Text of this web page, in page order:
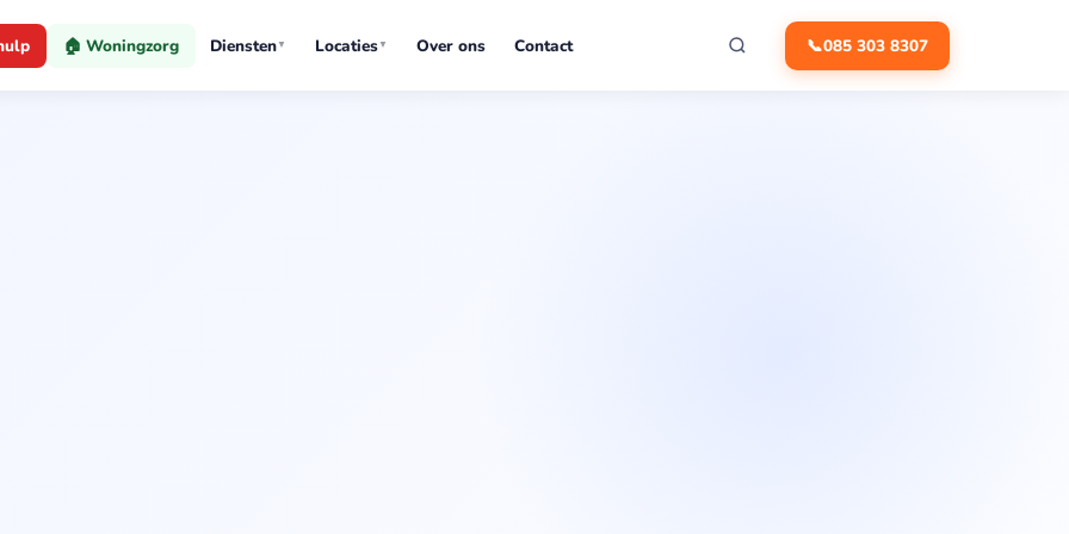
🏠 Woningzorg Diensten▼ Locaties▼ Over ons Contact 📞085 303 8307